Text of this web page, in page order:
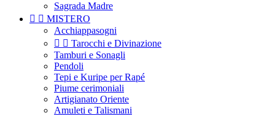
Sagrada Madre
  MISTERO
Acchiappasogni
  Tarocchi e Divinazione
Tamburi e Sonagli
Pendoli
Tepi e Kuripe per Rapé
Piume cerimoniali
Artigianato Oriente
Amuleti e Talismani